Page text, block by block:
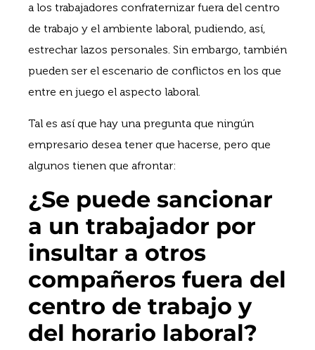
a los trabajadores confraternizar fuera del centro
de trabajo y el ambiente laboral, pudiendo, así,
estrechar lazos personales. Sin embargo, también
pueden ser el escenario de conflictos en los que
entre en juego el aspecto laboral.
Tal es así que hay una pregunta que ningún
empresario desea tener que hacerse, pero que
algunos tienen que afrontar:
¿Se puede sancionar
a un trabajador por
insultar a otros
compañeros fuera del
centro de trabajo y
del horario laboral?